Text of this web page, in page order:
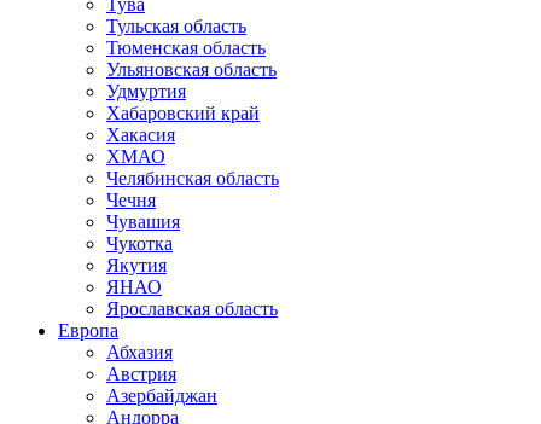
Тульская область
Тюменская область
Ульяновская область
Удмуртия
Хабаровский край
Хакасия
ХМАО
Челябинская область
Чечня
Чувашия
Чукотка
Якутия
ЯНАО
Ярославская область
Европа
Абхазия
Австрия
Азербайджан
Андорра